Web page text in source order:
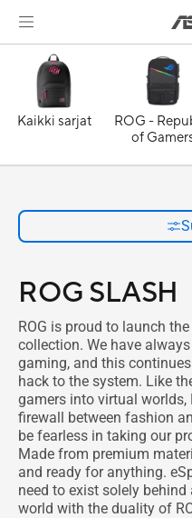
Kaikki sarjat
ROG -
of
ROG SLASH
ROG is proud to launch
collection. We have
gaming, and this
hack to the system. Like
gamers into virtual worlds,
firewall between fashion
be fearless in taking our
Made from premium
and ready for anything.
need to exist solely
world with the duality of